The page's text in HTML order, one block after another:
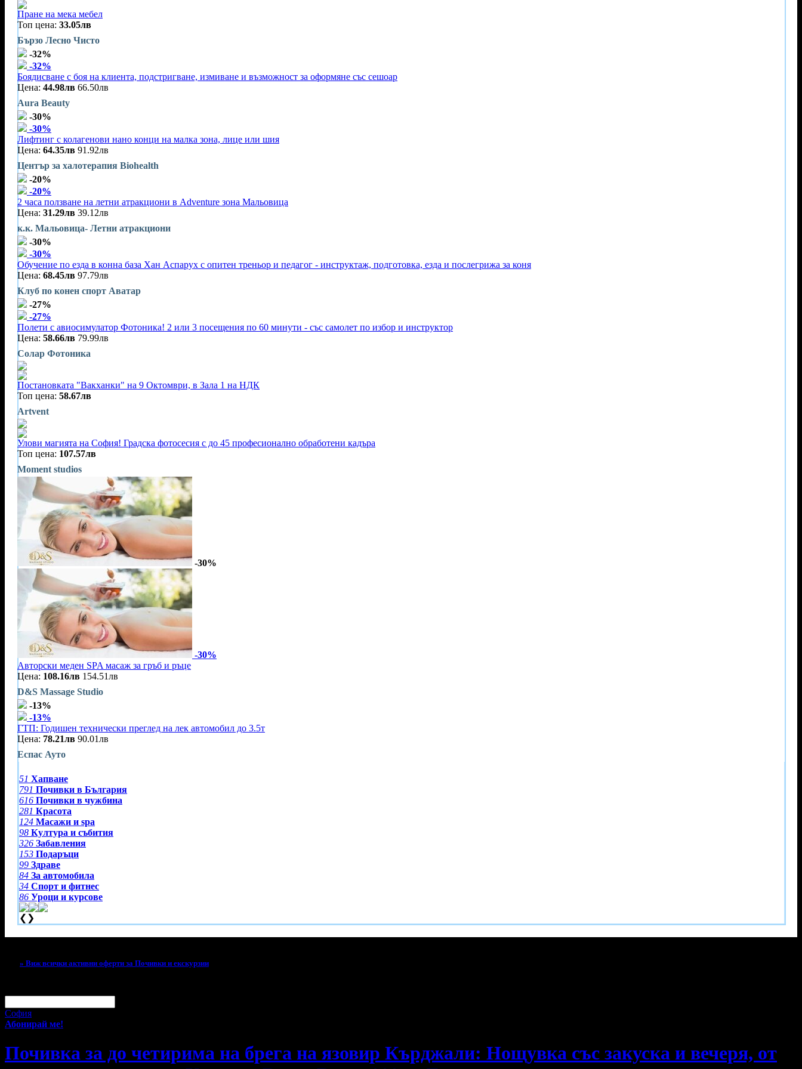
Пране на мека мебел
Топ цена: 33.05лв
Бързо Лесно Чисто
-32%
-32%
Боядисване с боя на клиента, подстригване, измиване и възможност за оформяне със сешоар
Цена: 44.98лв 66.50лв
Aura Beauty
-30%
-30%
Лифтинг с колагенови нано конци на малка зона, лице или шия
Цена: 64.35лв 91.92лв
Център за халотерапия Biohealth
-20%
-20%
2 часа ползване на летни атракциони в Adventure зона Мальовица
Цена: 31.29лв 39.12лв
к.к. Мальовица- Летни атракциони
-30%
-30%
Обучение по езда в конна база Хан Аспарух с опитен треньор и педагог - инструктаж, подготовка, езда и послегрижа за коня
Цена: 68.45лв 97.79лв
Клуб по конен спорт Аватар
-27%
-27%
Полети с авиосимулатор Фотоника! 2 или 3 посещения по 60 минути - със самолет по избор и инструктор
Цена: 58.66лв 79.99лв
Солар Фотоника
Постановката "Вакханки" на 9 Октомври, в Зала 1 на НДК
Топ цена: 58.67лв
Artvent
Улови магията на София! Градска фотосесия с до 45 професионално обработени кадъра
Топ цена: 107.57лв
Moment studios
-30%
-30%
Авторски меден SPA масаж за гръб и ръце
Цена: 108.16лв 154.51лв
D&S Massage Studio
-13%
-13%
ГТП: Годишен технически преглед на лек автомобил до 3.5т
Цена: 78.21лв 90.01лв
Еспас Ауто
51 Хапване
791 Почивки в България
616 Почивки в чужбина
281 Красота
124 Масажи и spa
98 Култура и събития
326 Забавления
153 Подаръци
99 Здраве
84 За автомобила
34 Спорт и фитнес
86 Уроци и курсове
❮ ❯
» Виж всички активни оферти за Почивки и екскурзии
София
Абонирай ме!
Почивка за до четирима на брега на язовир Кърджали: Нощувка със закуска и вечеря, от